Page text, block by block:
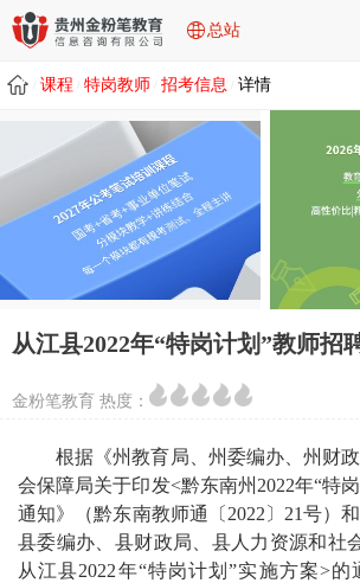
总站
课程 特岗教师 招考信息 详情
从江县2022年“特岗计划”教师招
金粉笔教育 热度：
根据《州教育局、州委编办、州财
会保障局关于印发<黔东南州2022年“特
通知》（黔东南教师通〔2022〕21号）
县委编办、县财政局、县人力资源和社
从江县2022年“特岗计划”实施方案>的